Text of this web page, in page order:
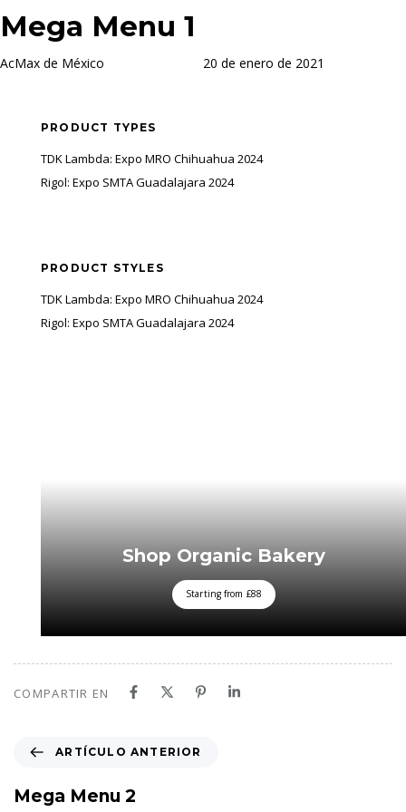
los
enlaces
al
contenido
EN:
Mega Menu 1
Autor
AcMax de México
Publicado
en:
20 de enero de 2021
PRODUCT TYPES
TDK Lambda: Expo MRO Chihuahua 2024
Rigol: Expo SMTA Guadalajara 2024
PRODUCT STYLES
TDK Lambda: Expo MRO Chihuahua 2024
Rigol: Expo SMTA Guadalajara 2024
Shop Organic Bakery
Starting from £88
COMPARTIR EN
t
ARTÍCULO ANTERIOR
Mega Menu 2